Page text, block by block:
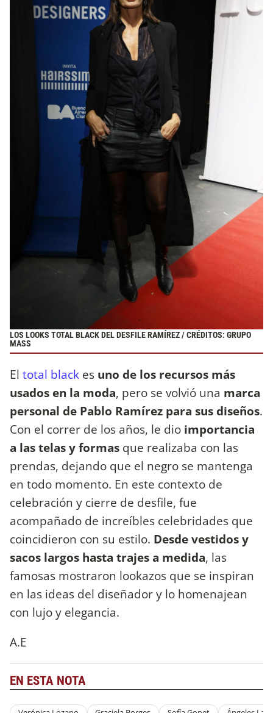
LOS LOOKS TOTAL BLACK DEL DESFILE RAMÍREZ / CRÉDITOS: GRUPO
MASS
El total black es uno de los recursos más
usados en la moda, pero se volvió una marca
personal de Pablo Ramírez para sus diseños.
Con el correr de los años, le dio importancia
a las telas y formas que realizaba con las
prendas, dejando que el negro se mantenga
en todo momento. En este contexto de
celebración y cierre de desfile, fue
acompañado de increíbles celebridades que
coincidieron con su estilo. Desde vestidos y
sacos largos hasta trajes a medida, las
famosas mostraron lookazos que se inspiran
en las ideas del diseñador y lo homenajean
con lujo y elegancia.
A.E
EN ESTA NOTA